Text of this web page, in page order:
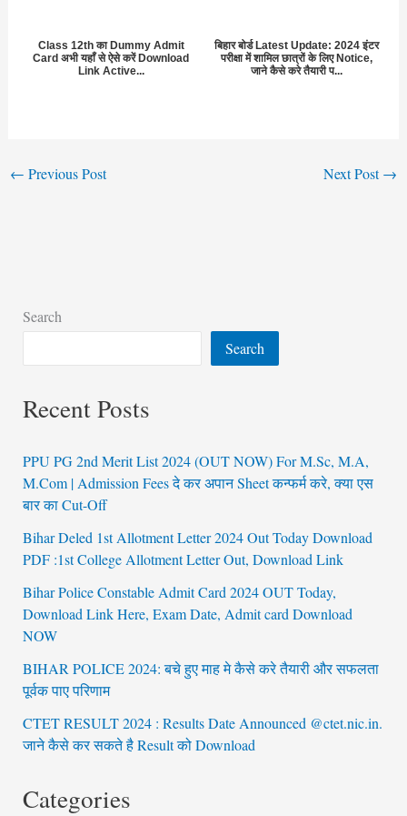
Class 12th का Dummy Admit
Card अभी यहाँ से ऐसे करें Download
Link Active...
बिहार बोर्ड Latest Update: 2024 इंटर
परीक्षा में शामिल छात्रों के लिए Notice,
जाने कैसे करे तैयारी प...
← Previous Post Next Post→
Search
Search
Recent Posts
PPU PG 2nd Merit List 2024 (OUT NOW) For M.Sc, M.A,
M.Com | Admission Fees दे कर अपान Sheet कन्फर्म करे, क्या एस
बार का Cut-Off
Bihar Deled 1st Allotment Letter 2024 Out Today Download
PDF :1st College Allotment Letter Out, Download Link
Bihar Police Constable Admit Card 2024 OUT Today,
Download Link Here, Exam Date, Admit card Download
NOW
BIHAR POLICE 2024: बचे हुए माह मे कैसे करे तैयारी और सफलता
पूर्वक पाए परिणाम
CTET RESULT 2024 : Results Date Announced @ctet.nic.in.
जाने कैसे कर सकते है Result को Download
Categories